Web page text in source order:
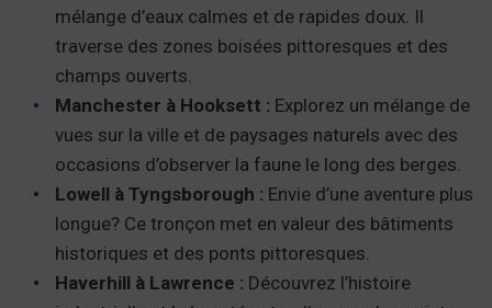
mélange d’eaux calmes et de rapides doux. Il
traverse des zones boisées pittoresques et des
champs ouverts.
Manchester à Hooksett : Explorez un mélange de
vues sur la ville et de paysages naturels avec des
occasions d’observer la faune le long des berges.
Lowell à Tyngsborough : Envie d’une aventure plus
longue? Ce tronçon met en valeur des bâtiments
historiques et des ponts pittoresques.
Haverhill à Lawrence : Découvrez l’histoire